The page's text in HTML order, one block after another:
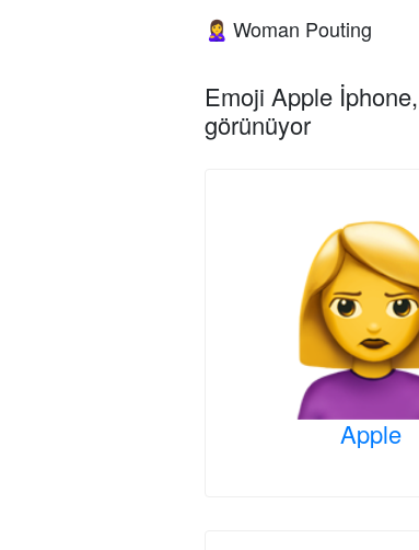
🙎‍♀️ Woman Pouting
Emoji Apple
görünüyor
Apple